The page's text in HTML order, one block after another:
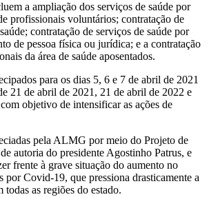
a ampliação dos serviços de saúde por
profissionais voluntários; contratação de
contratação de serviços de saúde por
de pessoa física ou jurídica; e a contratação
da área de saúde aposentados.
para os dias 5, 6 e 7 de abril de 2021
21 de abril de 2021, 21 de abril de 2022 e
objetivo de intensificar as ações de
pela ALMG por meio do Projeto de
autoria do presidente Agostinho Patrus, e
frente à grave situação do aumento no
por Covid-19, que pressiona drasticamente a
todas as regiões do estado.